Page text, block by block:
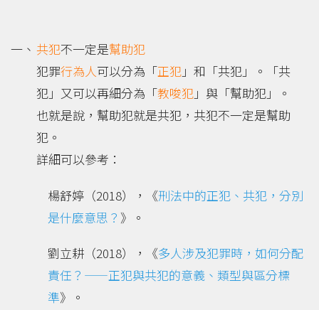
共犯不一定是幫助犯
犯罪行為人可以分為「正犯 」和「共犯」。「共
犯」又可以再細分為「教唆犯 」與「幫助犯」。
也就是說，幫助犯就是共犯，共犯不一定是幫助
犯。
詳細可以參考：
楊舒婷（2018），《刑法中的正犯、共犯，分別
是什麼意思？ 》。
劉立耕（2018），《多人涉及犯罪時，如何分配
責任？——正犯與共犯的意義、類型與區分標
準》。